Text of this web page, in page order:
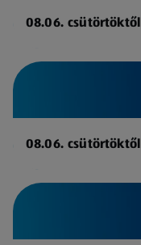
08.06. csütörtöktől
08.06. csütörtöktől